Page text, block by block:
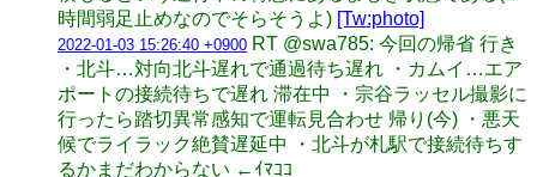
時間弱足止めなのでそらそうよ) [Tw:photo]
2022-01-03 15:26:40 +0900 RT @swa785: 今回の帰省 行き
・北斗…対向北斗遅れで通過待ち遅れ ・カムイ…エア
ポートの接続待ちで遅れ 滞在中 ・宗谷ラッセル撮影に
行ったら踏切異常感知で運転見合わせ 帰り(今) ・悪天
候でライラック絶賛遅延中 ・北斗が札駅で接続待ちす
るかまだわからない ←ｲﾏｺｺ